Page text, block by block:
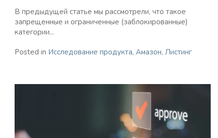
В предыдущей статье мы рассмотрели, что такое
запрещенные и ограниченные (заблокированные)
категории...
Posted in Исследование продукта, Амазон, Листинг